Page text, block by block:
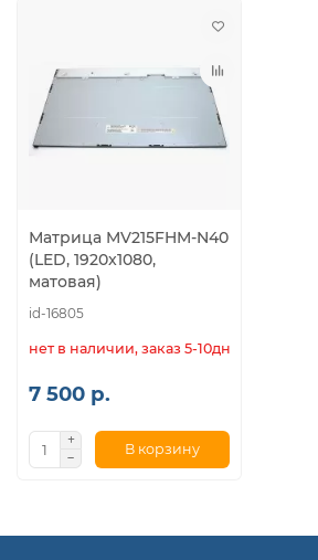
Матрица MV215FHM-N40
(LED, 1920x1080,
матовая)
id-16805
нет в наличии, заказ 5-10дн.
7 500 р.
В корзину